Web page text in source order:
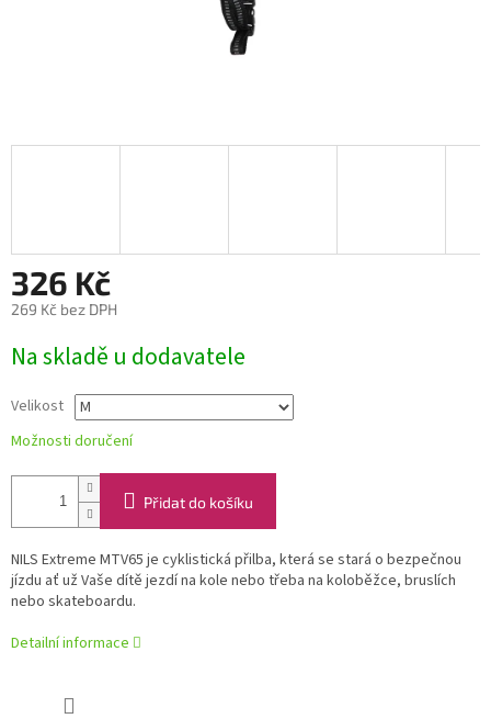
326 Kč
269 Kč bez DPH
cena:
Na skladě u dodavatele
Velikost
Možnosti doručení
Přidat do košíku
NILS Extreme MTV65 je cyklistická přilba, která se stará o bezpečnou
jízdu ať už Vaše dítě jezdí na kole nebo třeba na koloběžce, bruslích
nebo skateboardu.
Detailní informace